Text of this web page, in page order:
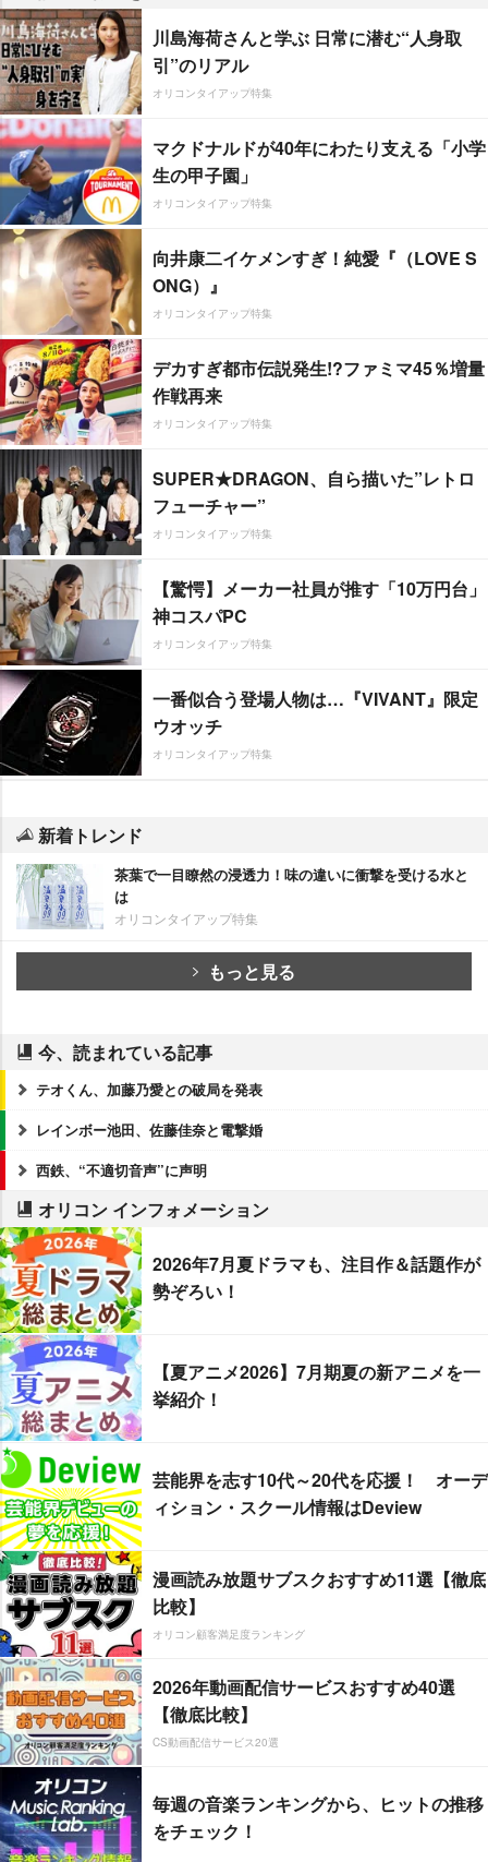
川島海荷さんと学ぶ 日常に潜む“人身取
引”のリアル
オリコンタイアップ特集
マクドナルドが40年にわたり支える「小学
生の甲子園」
オリコンタイアップ特集
向井康二イケメンすぎ！純愛『（LOVE S
ONG）』
オリコンタイアップ特集
デカすぎ都市伝説発生!?ファミマ45％増量
作戦再来
オリコンタイアップ特集
SUPER★DRAGON、自ら描いた”レトロ
フューチャー”
オリコンタイアップ特集
【驚愕】メーカー社員が推す「10万円台」
神コスパPC
オリコンタイアップ特集
一番似合う登場人物は…『VIVANT』限定
ウオッチ
オリコンタイアップ特集
新着トレンド
茶葉で一目瞭然の浸透力！味の違いに衝撃を受ける水と
は
オリコンタイアップ特集
もっと見る
今、読まれている記事
テオくん、加藤乃愛との破局を発表
レインボー池田、佐藤佳奈と電撃婚
西鉄、“不適切音声”に声明
オリコン インフォメーション
2026年7月夏ドラマも、注目作＆話題作が
勢ぞろい！
【夏アニメ2026】7月期夏の新アニメを一
挙紹介！
芸能界を志す10代～20代を応援！ オーデ
ィション・スクール情報はDeview
漫画読み放題サブスクおすすめ11選【徹底
比較】
オリコン顧客満足度ランキング
2026年動画配信サービスおすすめ40選
【徹底比較】
CS動画配信サービス20選
毎週の音楽ランキングから、ヒットの推移
をチェック！